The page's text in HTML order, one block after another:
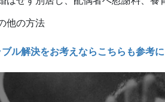
他の方法
ル解決をお考えならこちらも参考